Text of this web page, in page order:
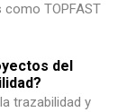
TOPFAST
del
trazabilidad y